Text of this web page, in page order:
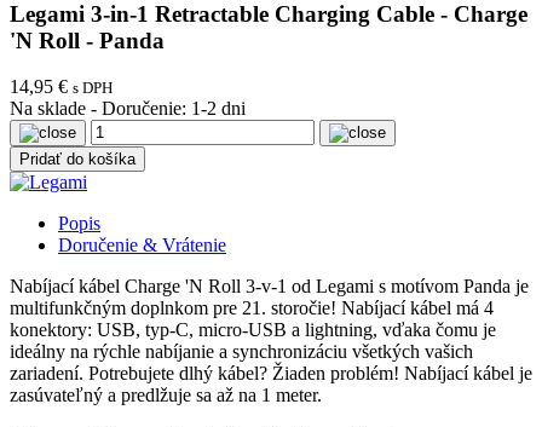
Legami 3-in-1 Retractable Charging Cable - Charge
'N Roll - Panda
14,95 € s DPH
Na sklade - Doručenie: 1-2 dni
Pridať do košíka
Popis
Doručenie & Vrátenie
Nabíjací kábel Charge 'N Roll 3-v-1 od Legami s motívom Panda je
multifunkčným doplnkom pre 21. storočie! Nabíjací kábel má 4
konektory: USB, typ-C, micro-USB a lightning, vďaka čomu je
ideálny na rýchle nabíjanie a synchronizáciu všetkých vašich
zariadení. Potrebujete dlhý kábel? Žiaden problém! Nabíjací kábel je
zasúvateľný a predlžuje sa až na 1 meter.